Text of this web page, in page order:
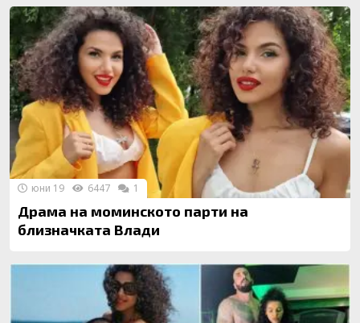
Драма на моминското парти на
близначката Влади
юни 19 6447 1